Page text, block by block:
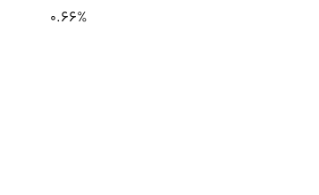
0.66%